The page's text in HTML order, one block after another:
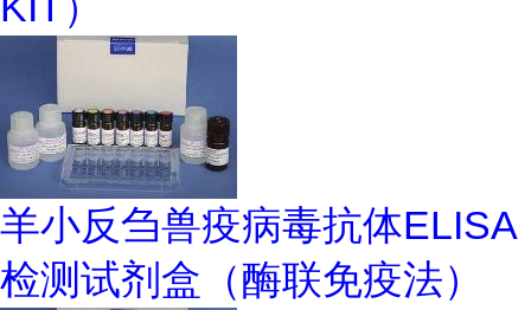
羊小反刍兽疫病毒抗体ELISA
检测试剂盒（酶联免疫法）